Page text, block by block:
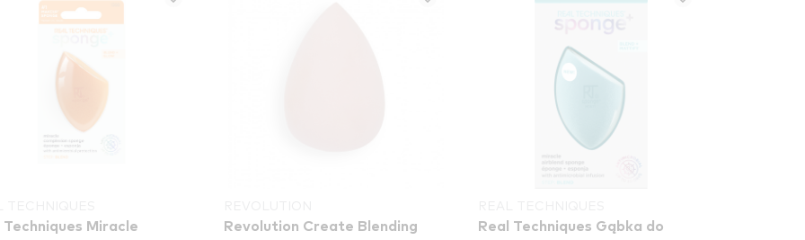
Techniques Miracle
Revolution Create Blending
Real Techniques Gąbka do